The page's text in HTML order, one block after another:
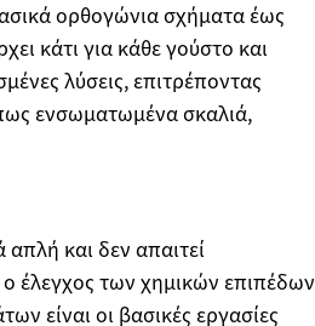
ορθογώνια σχήματα έως
κάτι για κάθε γούστο και
λύσεις, επιτρέποντας
ενσωματωμένα σκαλιά,
και δεν απαιτεί
ο έλεγχος των χημικών επιπέδων
είναι οι βασικές εργασίες